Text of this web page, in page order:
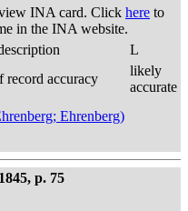
INA card. Click here to
in the INA website.
L
record accuracy
likely
accurate
Ehrenberg)
p. 75